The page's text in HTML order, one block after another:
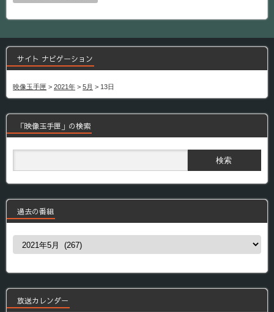
サイト ナビゲーション
映像玉手匣 > 2021年 > 5月 > 13日
「映像玉手匣」の検索
過去の番組
過
組
放送カレンダー